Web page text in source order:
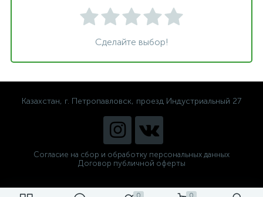
Сделайте выбор!
Казахстан, г. Петропавловск, проезд Индустриальный 27
Согласие на сбор и обработку персональных данных
Договор публичной оферты